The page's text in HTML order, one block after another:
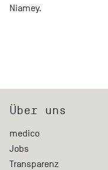
Niamey.
Über uns
medico
Jobs
Transparenz